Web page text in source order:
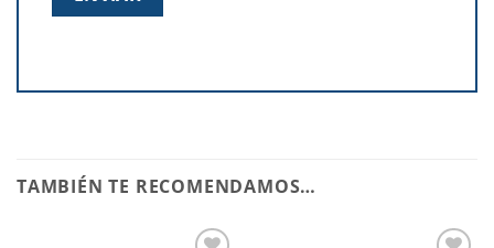
TAMBIÉN TE RECOMENDAMOS…